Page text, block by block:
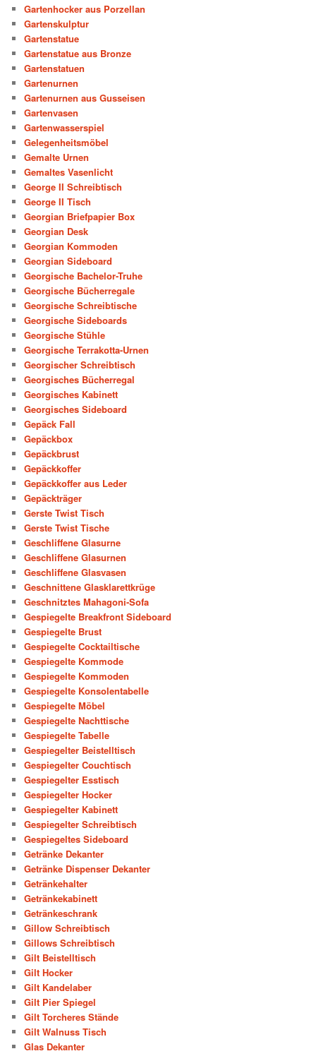
Gartenhocker aus Porzellan
Gartenskulptur
Gartenstatue
Gartenstatue aus Bronze
Gartenstatuen
Gartenurnen
Gartenurnen aus Gusseisen
Gartenvasen
Gartenwasserspiel
Gelegenheitsmöbel
Gemalte Urnen
Gemaltes Vasenlicht
George II Schreibtisch
George II Tisch
Georgian Briefpapier Box
Georgian Desk
Georgian Kommoden
Georgian Sideboard
Georgische Bachelor-Truhe
Georgische Bücherregale
Georgische Schreibtische
Georgische Sideboards
Georgische Stühle
Georgische Terrakotta-Urnen
Georgischer Schreibtisch
Georgisches Bücherregal
Georgisches Kabinett
Georgisches Sideboard
Gepäck Fall
Gepäckbox
Gepäckbrust
Gepäckkoffer
Gepäckkoffer aus Leder
Gepäckträger
Gerste Twist Tisch
Gerste Twist Tische
Geschliffene Glasurne
Geschliffene Glasurnen
Geschliffene Glasvasen
Geschnittene Glasklarettkrüge
Geschnitztes Mahagoni-Sofa
Gespiegelte Breakfront Sideboard
Gespiegelte Brust
Gespiegelte Cocktailtische
Gespiegelte Kommode
Gespiegelte Kommoden
Gespiegelte Konsolentabelle
Gespiegelte Möbel
Gespiegelte Nachttische
Gespiegelte Tabelle
Gespiegelter Beistelltisch
Gespiegelter Couchtisch
Gespiegelter Esstisch
Gespiegelter Hocker
Gespiegelter Kabinett
Gespiegelter Schreibtisch
Gespiegeltes Sideboard
Getränke Dekanter
Getränke Dispenser Dekanter
Getränkehalter
Getränkekabinett
Getränkeschrank
Gillow Schreibtisch
Gillows Schreibtisch
Gilt Beistelltisch
Gilt Hocker
Gilt Kandelaber
Gilt Pier Spiegel
Gilt Torcheres Stände
Gilt Walnuss Tisch
Glas Dekanter